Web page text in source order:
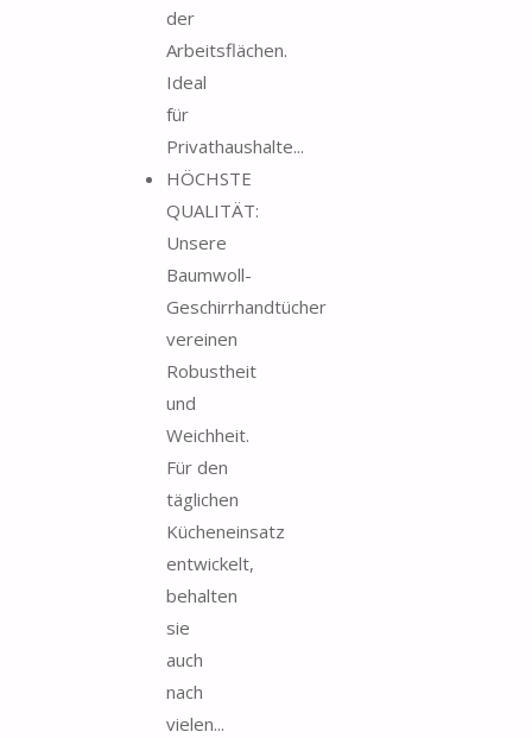
der
Arbeitsflächen.
Ideal
für
Privathaushalte...
HÖCHSTE
QUALITÄT:
Unsere
Baumwoll-
Geschirrhandtücher
vereinen
Robustheit
und
Weichheit.
Für den
täglichen
Kücheneinsatz
entwickelt,
behalten
sie
auch
nach
vielen...